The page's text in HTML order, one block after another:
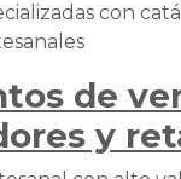
con
de
y